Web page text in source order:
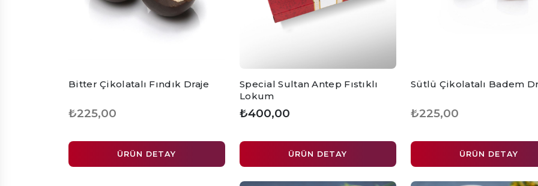
Bitter Çikolatalı Fındık Draje
₺225,00
ÜRÜN DETAY
Special Sultan Antep Fıstıklı
Lokum
₺400,00
ÜRÜN DETAY
Sütlü Çikolatalı Badem
₺225,00
ÜRÜN DETAY